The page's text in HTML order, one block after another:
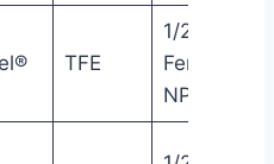
TFE
1/2″
Female
NPT